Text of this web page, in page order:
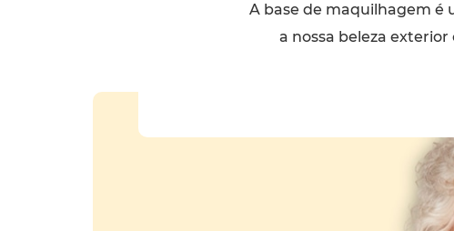
A base de maquilhagem é
a nossa beleza